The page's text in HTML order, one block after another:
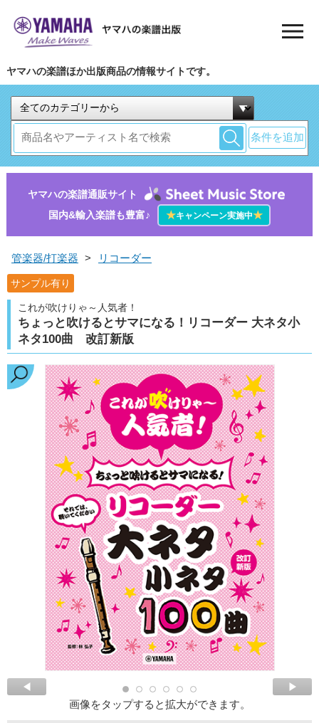
ヤマハの楽譜ほか出版商品の情報サイトです。
条件を追加
ヤマハの楽譜通販サイト
国内&輸入楽譜も豊富♪
★キャンペーン実施中★
管楽器/打楽器 > リコーダー
サンプル有り
これが吹けりゃ～人気者！
ちょっと吹けるとサマになる！リコーダー 大ネタ小
ネタ100曲 改訂新版
画像をタップすると拡大ができます。